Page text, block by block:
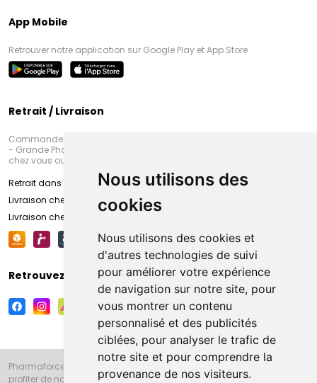
Nous utilisons des
cookies
Nous utilisons des cookies et
d'autres technologies de suivi
pour améliorer votre expérience
de navigation sur notre site, pour
vous montrer un contenu
personnalisé et des publicités
ciblées, pour analyser le trafic de
notre site et pour comprendre la
provenance de nos visiteurs.
App Mobile
Retrouver notre application sur Google Play et App Store
Retrait / Livraison
Commandez en ligne et venez chercher votre commande à Amiens
- Grande Pharmacie d’Amiens (Fachon) ou recevez-là rapidement
chez vous ou en point retrait
Retrait dans la pharmacie d’Amiens
Livraison chez vous
Livraison chez votre commerçant
Retrouvez-nous sur vos réseaux sociaux
Pharmaforce.fr et la Grande Pharmacie d’Amiens vous souhaitent de
profiter de notre accueil, de nos conseils pharmaceutiques,